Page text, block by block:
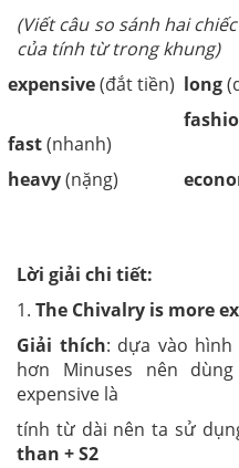
(Viết câu so sánh hai
của tính từ trong khung)
expensive(đắt tiền)
fast(nhanh)
heavy(nặng)
long
Lời giải chi tiết:
1. The Chivalry is more
Giải thích: dựa vào
hơn Minuses nên
expensive là
tính từ dài nên ta sử
than + S2